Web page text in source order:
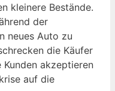
kleinere Bestände.
der
neues Auto zu
die Käufer
akzeptieren
auf die